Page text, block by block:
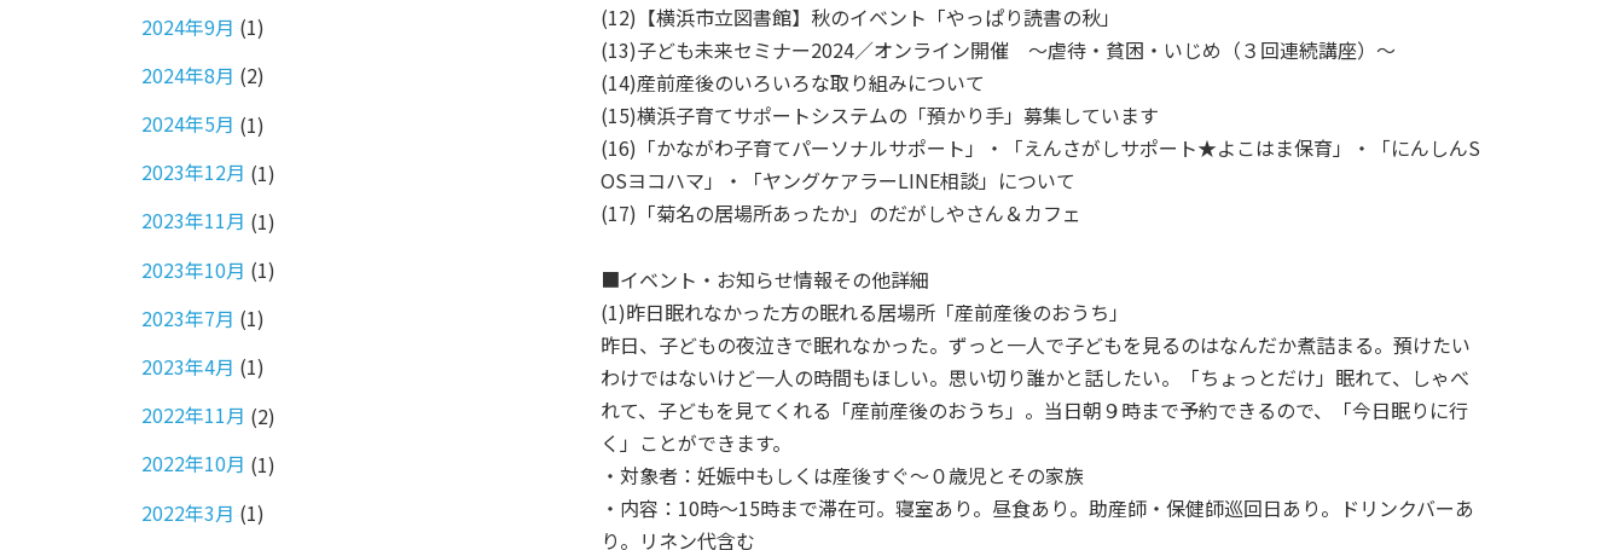
(12)【横浜市立図書館】秋のイベント「やっぱり読書の秋」
(13)子ども未来セミナー2024／オンライン開催 ～虐待・貧困・いじめ（３回連続講座）～
(14)産前産後のいろいろな取り組みについて
(15)横浜子育てサポートシステムの「預かり手」募集しています
(16)「かながわ子育てパーソナルサポート」・「えんさがしサポート★よこはま保育」・「にんしんS
OSヨコハマ」・「ヤングケアラーLINE相談」について
(17)「菊名の居場所あったか」のだがしやさん＆カフェ
■イベント・お知らせ情報その他詳細
(1)昨日眠れなかった方の眠れる居場所「産前産後のおうち」
昨日、子どもの夜泣きで眠れなかった。ずっと一人で子どもを見るのはなんだか煮詰まる。預けたい
わけではないけど一人の時間もほしい。思い切り誰かと話したい。「ちょっとだけ」眠れて、しゃべ
れて、子どもを見てくれる「産前産後のおうち」。当日朝９時まで予約できるので、「今日眠りに行
く」ことができます。
・対象者：妊娠中もしくは産後すぐ～０歳児とその家族
・内容：10時～15時まで滞在可。寝室あり。昼食あり。助産師・保健師巡回日あり。ドリンクバーあ
り。リネン代含む
2024年9月 (1)
2024年8月 (2)
2024年5月 (1)
2023年12月 (1)
2023年11月 (1)
2023年10月 (1)
2023年7月 (1)
2023年4月 (1)
2022年11月 (2)
2022年10月 (1)
2022年3月 (1)